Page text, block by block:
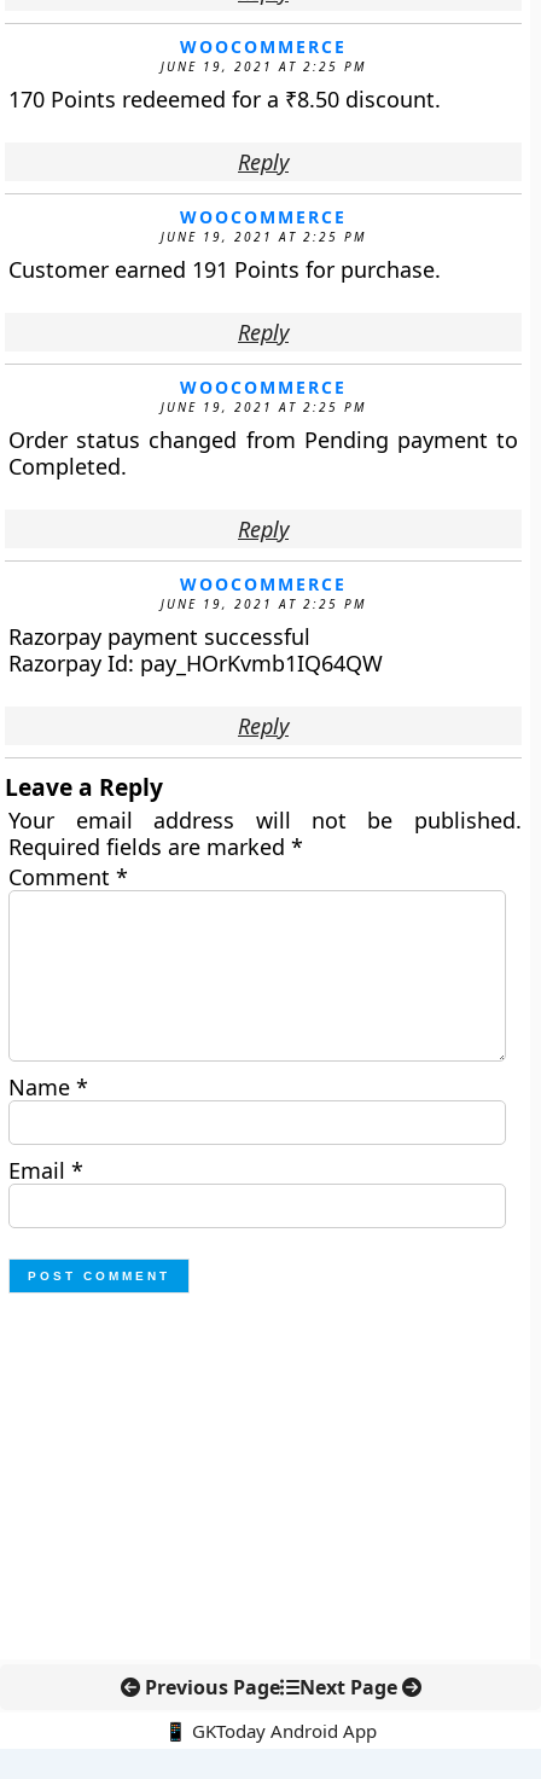
WOOCOMMERCE
JUNE 19, 2021 AT 2:25 PM
170 Points redeemed for a ₹8.50 discount.
Reply
WOOCOMMERCE
JUNE 19, 2021 AT 2:25 PM
Customer earned 191 Points for purchase.
Reply
WOOCOMMERCE
JUNE 19, 2021 AT 2:25 PM
Order status changed from Pending payment to
Completed.
Reply
WOOCOMMERCE
JUNE 19, 2021 AT 2:25 PM
Razorpay payment successful
Razorpay Id: pay_HOrKvmb1IQ64QW
Reply
Leave a Reply
Your email address will not be published.
Required fields are marked*
Comment*
Name*
Email*
Previous Page Next Page
📱 GKToday Android App